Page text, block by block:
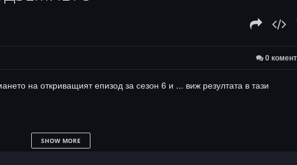
0
на откриващият епизод за сезон 6 и ... виж резултата в тази
SHOW MORE